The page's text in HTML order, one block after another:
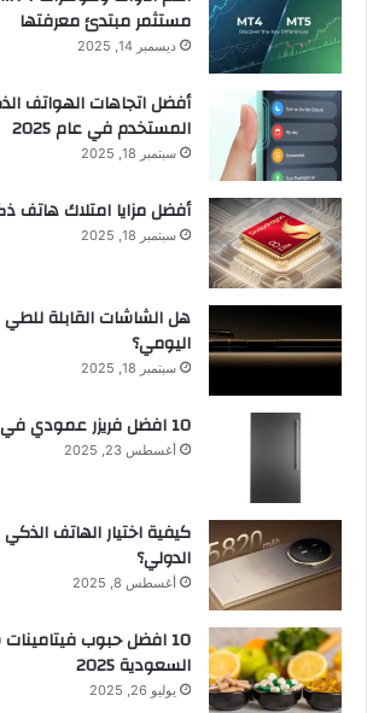
مستثمر مبتدئ معرفتها
ديسمبر 14, 2025
أفضل اتجاهات الهواتف
المستخدم في عام 2025
سبتمبر 18, 2025
أفضل مزايا امتلاك هاتف
سبتمبر 18, 2025
هل الشاشات القابلة
اليومي؟
سبتمبر 18, 2025
10 افضل فريزر عمودي​ في السعودية​ 2025
أغسطس 23, 2025
كيفية اختيار الهاتف
الدولي؟
أغسطس 8, 2025
10 افضل حبوب
السعودية 2025
يوليو 26, 2025